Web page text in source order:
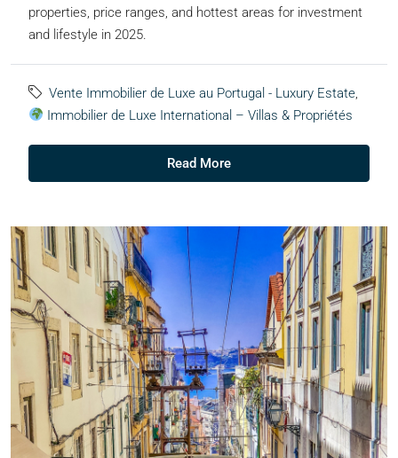
properties, price ranges, and hottest areas for investment
and lifestyle in 2025.
Vente Immobilier de Luxe au Portugal - Luxury Estate,
Immobilier de Luxe International – Villas & Propriétés
Read More